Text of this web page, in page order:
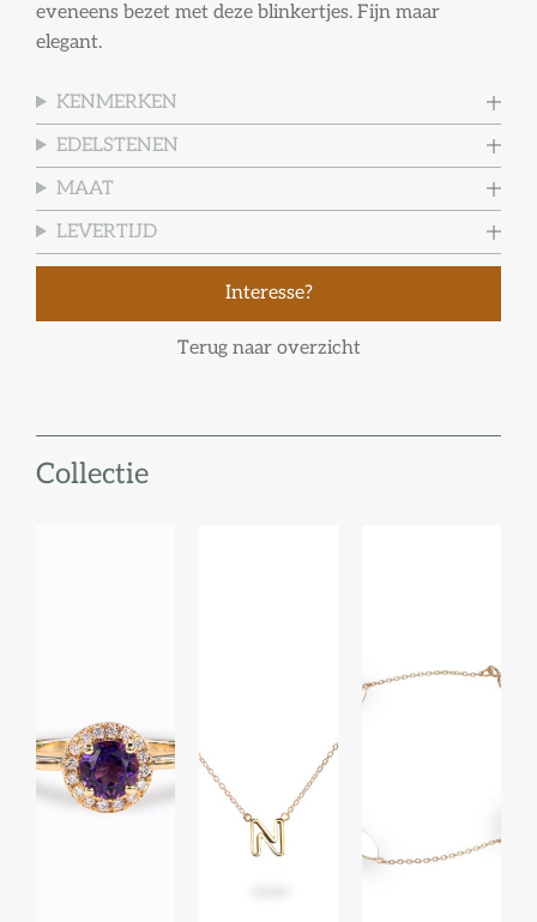
eveneens bezet met deze blinkertjes. Fijn maar
elegant.
KENMERKEN
EDELSTENEN
MAAT
LEVERTIJD
Interesse?
Terug naar overzicht
Collectie